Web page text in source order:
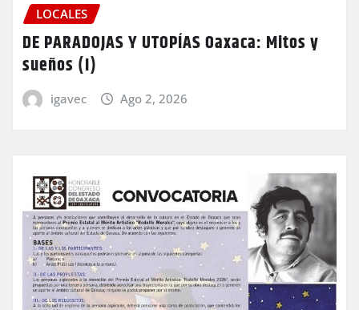
LOCALES
DE PARADOJAS Y UTOPÍAS Oaxaca: Mitos y
sueños (I)
igavec Ago 2, 2026